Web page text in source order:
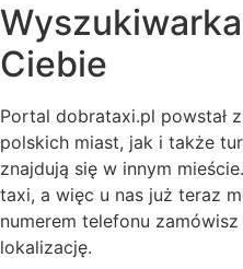
Ciebie
Portal dobrataxi.pl powstał
polskich miast, jak i także
znajdują się w innym
taxi, a więc u nas już teraz
numerem telefonu
lokalizację.